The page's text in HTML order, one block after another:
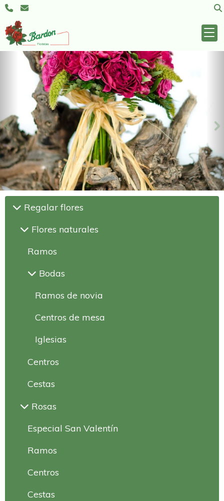
Anterior
Regalar flores
Flores naturales
Ramos
Bodas
Ramos de novia
Centros de mesa
Iglesias
Centros
Cestas
Rosas
Especial San Valentín
Ramos
Centros
Cestas